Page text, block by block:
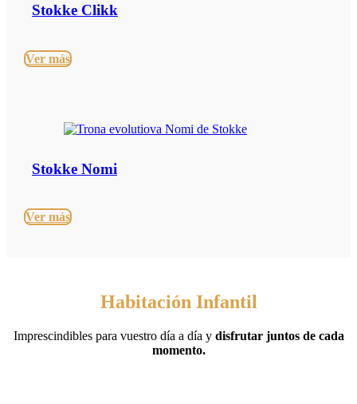
Stokke Clikk
Ver más
Stokke Nomi
Ver más
Habitación Infantil
Imprescindibles para vuestro día a día y disfrutar juntos de cada
momento.